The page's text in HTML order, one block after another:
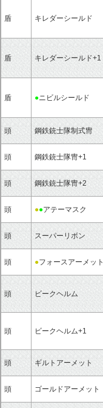
盾 キレダーシールド
盾 キレダーシールド+1
盾 ●ニビルシールド
頭 鋼鉄銃士隊制式冑
頭 鋼鉄銃士隊冑+1
頭 鋼鉄銃士隊冑+2
頭 ●●アテーマスク
頭 スーパーリボン
頭 ●フォースアーメット
頭 ビークヘルム
頭 ビークヘルム+1
頭 ギルトアーメット
頭 ゴールドアーメット